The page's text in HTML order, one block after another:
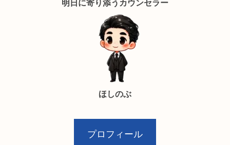
明日に寄り添うカウンセラー
ほしのぶ
プロフィール